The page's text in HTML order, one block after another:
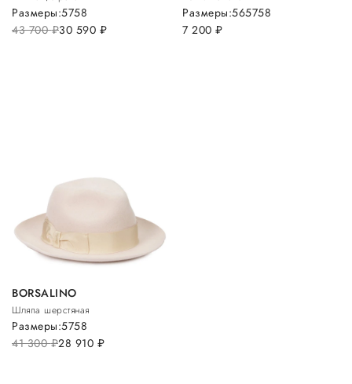
43 700руб.30 590 руб.
Размеры:5758
7 200руб.
Размеры:565758
BORSALINO
Шляпа шерстяная
41 300руб.28 910 руб.
Размеры:5758